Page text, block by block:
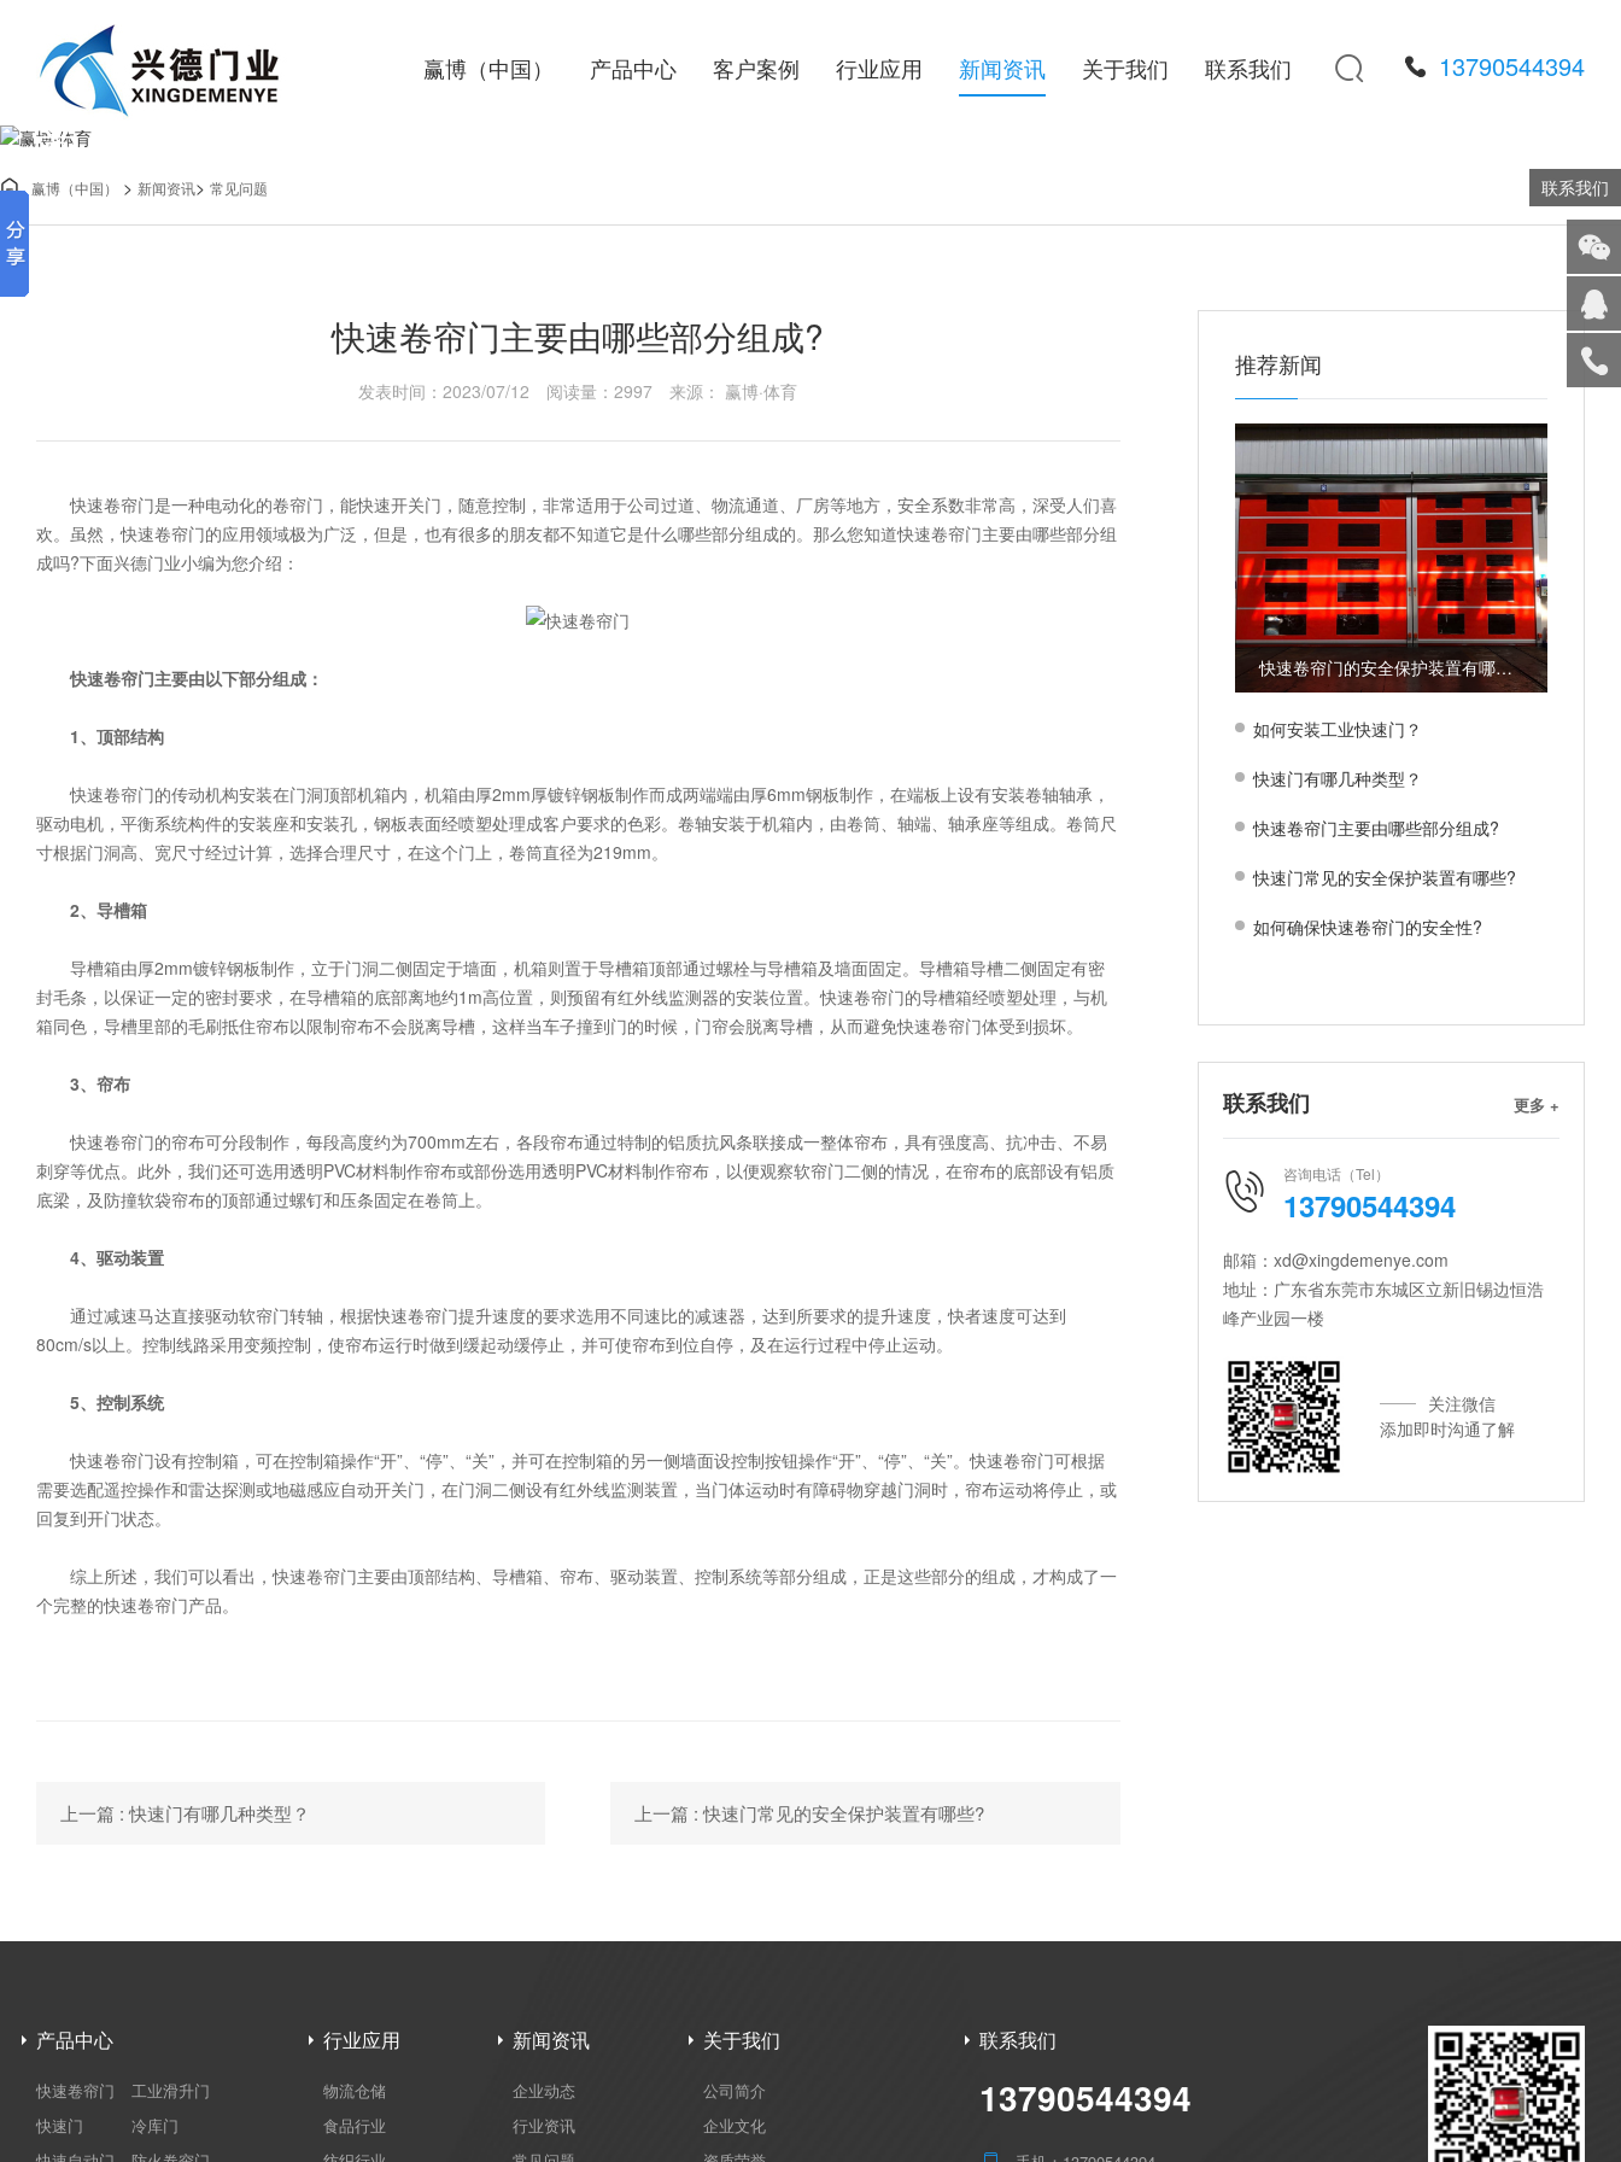
13790544394

赢博（中国） 产品中心 客户案例 行业应用 新闻资讯 关于我们 联系我们
常见问题
 赢博（中国） > 新闻资讯> 常见问题 联系我们
快速卷帘门主要由哪些部分组成?
发表时间：2023/07/12 阅读量：2997 来源： 赢博·体育
快速卷帘门是一种电动化的卷帘门，能快速开关门，随意控制，非常适用于公司过道、物流通道、厂房等地方，安全系数非常高，深受人们喜
欢。虽然，快速卷帘门的应用领域极为广泛，但是，也有很多的朋友都不知道它是什么哪些部分组成的。那么您知道快速卷帘门主要由哪些部分组
成吗?下面兴德门业小编为您介绍：
快速卷帘门主要由以下部分组成：
1、顶部结构
快速卷帘门的传动机构安装在门洞顶部机箱内，机箱由厚2mm厚镀锌钢板制作而成两端端由厚6mm钢板制作，在端板上设有安装卷轴轴承，
驱动电机，平衡系统构件的安装座和安装孔，钢板表面经喷塑处理成客户要求的色彩。卷轴安装于机箱内，由卷筒、轴端、轴承座等组成。卷筒尺
寸根据门洞高、宽尺寸经过计算，选择合理尺寸，在这个门上，卷筒直径为219mm。
2、导槽箱
导槽箱由厚2mm镀锌钢板制作，立于门洞二侧固定于墙面，机箱则置于导槽箱顶部通过螺栓与导槽箱及墙面固定。导槽箱导槽二侧固定有密
封毛条，以保证一定的密封要求，在导槽箱的底部离地约1m高位置，则预留有红外线监测器的安装位置。快速卷帘门的导槽箱经喷塑处理，与机
箱同色，导槽里部的毛刷抵住帘布以限制帘布不会脱离导槽，这样当车子撞到门的时候，门帘会脱离导槽，从而避免快速卷帘门体受到损坏。
3、帘布
快速卷帘门的帘布可分段制作，每段高度约为700mm左右，各段帘布通过特制的铝质抗风条联接成一整体帘布，具有强度高、抗冲击、不易
刺穿等优点。此外，我们还可选用透明PVC材料制作帘布或部份选用透明PVC材料制作帘布，以便观察软帘门二侧的情况，在帘布的底部设有铝质
底梁，及防撞软袋帘布的顶部通过螺钉和压条固定在卷筒上。
4、驱动装置
通过减速马达直接驱动软帘门转轴，根据快速卷帘门提升速度的要求选用不同速比的减速器，达到所要求的提升速度，快者速度可达到
80cm/s以上。控制线路采用变频控制，使帘布运行时做到缓起动缓停止，并可使帘布到位自停，及在运行过程中停止运动。
5、控制系统
快速卷帘门设有控制箱，可在控制箱操作“开”、“停”、“关”，并可在控制箱的另一侧墙面设控制按钮操作“开”、“停”、“关”。快速卷帘门可根据
需要选配遥控操作和雷达探测或地磁感应自动开关门，在门洞二侧设有红外线监测装置，当门体运动时有障碍物穿越门洞时，帘布运动将停止，或
回复到开门状态。
综上所述，我们可以看出，快速卷帘门主要由顶部结构、导槽箱、帘布、驱动装置、控制系统等部分组成，正是这些部分的组成，才构成了一
个完整的快速卷帘门产品。
上一篇 : 快速门有哪几种类型？ 上一篇 : 快速门常见的安全保护装置有哪些?
推荐新闻
快速卷帘门的安全保护装置有哪些？
如何安装工业快速门？
快速门有哪几种类型？
快速卷帘门主要由哪些部分组成?
快速门常见的安全保护装置有哪些?
如何确保快速卷帘门的安全性?
联系我们 更多 +
咨询电话（Tel）
13790544394
邮箱：xd@xingdemenye.com
地址：广东省东莞市东城区立新旧锡边恒浩
峰产业园一楼
关注微信
添加即时沟通了解
产品中心
快速卷帘门
快速门
工业滑升门
冷库门
行业应用
物流仓储
食品行业
新闻资讯
企业动态
行业资讯
关于我们
公司简介
企业文化
联系我们
13790544394
添加
微信
在线
客服